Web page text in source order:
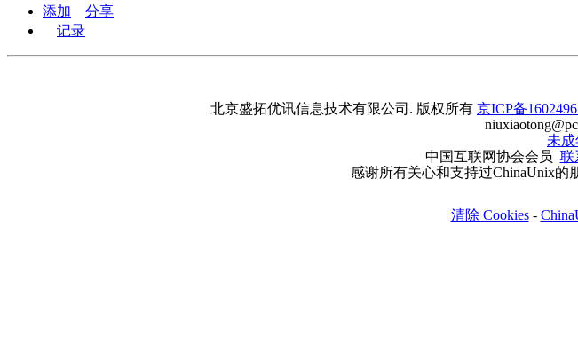
添加
分享
记录
北京盛拓优讯信息技术有限公司. 版权所有 京ICP备
未
中国互联网协会会员 联
感谢所有关心和支持过ChinaUnix
清除 Cookies-